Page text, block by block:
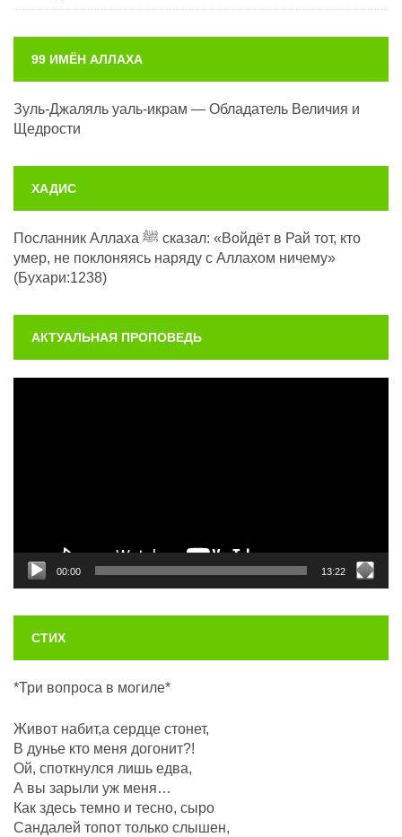
99 ИМЁН АЛЛАХА
Зуль-Джаляль уаль-икрам — Обладатель Величия и
Щедрости
ХАДИС
Посланник Аллаха ﷺ сказал: «Войдёт в Рай тот, кто
умер, не поклоняясь наряду с Аллахом ничему»
(Бухари:1238)
АКТУАЛЬНАЯ ПРОПОВЕДЬ
00:00 13:22
СТИХ
*Три вопроса в могиле*
Живот набит,а сердце стонет,
В дунье кто меня догонит?!
Ой, споткнулся лишь едва,
А вы зарыли уж меня…
Как здесь темно и тесно, сыро
Сандалей топот только слышен,